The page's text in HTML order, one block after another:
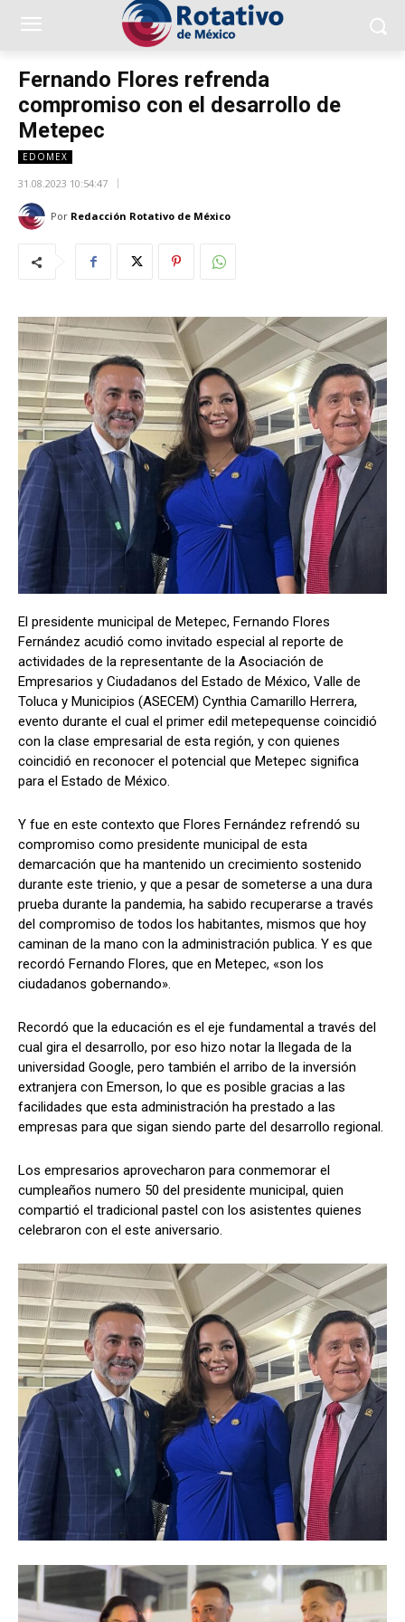
Fernando Flores refrenda
compromiso con el desarrollo de
Metepec
EDOMEX
31.08.2023 10:54:47
Por Redacción Rotativo de México
El presidente municipal de Metepec, Fernando Flores
Fernández acudió como invitado especial al reporte de
actividades de la representante de la Asociación de
Empresarios y Ciudadanos del Estado de México, Valle de
Toluca y Municipios (ASECEM) Cynthia Camarillo Herrera,
evento durante el cual el primer edil metepequense coincidió
con la clase empresarial de esta región, y con quienes
coincidió en reconocer el potencial que Metepec significa
para el Estado de México.
Y fue en este contexto que Flores Fernández refrendó su
compromiso como presidente municipal de esta
demarcación que ha mantenido un crecimiento sostenido
durante este trienio, y que a pesar de someterse a una dura
prueba durante la pandemia, ha sabido recuperarse a través
del compromiso de todos los habitantes, mismos que hoy
caminan de la mano con la administración publica. Y es que
recordó Fernando Flores, que en Metepec, «son los
ciudadanos gobernando».
Recordó que la educación es el eje fundamental a través del
cual gira el desarrollo, por eso hizo notar la llegada de la
universidad Google, pero también el arribo de la inversión
extranjera con Emerson, lo que es posible gracias a las
facilidades que esta administración ha prestado a las
empresas para que sigan siendo parte del desarrollo regional.
Los empresarios aprovecharon para conmemorar el
cumpleaños numero 50 del presidente municipal, quien
compartió el tradicional pastel con los asistentes quienes
celebraron con el este aniversario.